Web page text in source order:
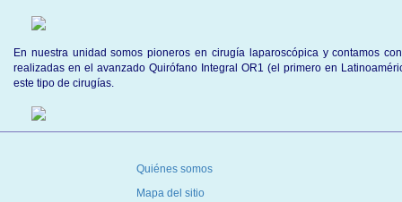
En nuestra unidad somos pioneros en cirugía laparoscópica y contamos
realizadas en el avanzado Quirófano Integral OR1 (el primero en
este tipo de cirugías.
Quiénes somos
Mapa del sitio